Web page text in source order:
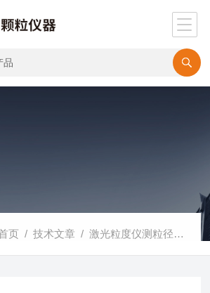
页 /技术文章 / 激光粒度仪测粒径原理的深入解析